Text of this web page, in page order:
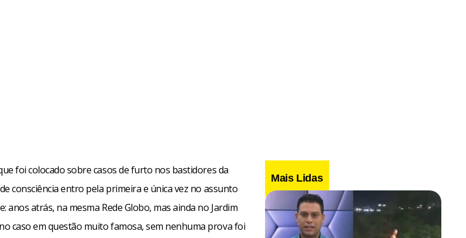
foi colocado sobre casos de furto nos bastidores da
consciência entro pela primeira e única vez no assunto
anos atrás, na mesma Rede Globo, mas ainda no Jardim
caso em questão muito famosa, sem nenhuma prova foi
Mais Lidas